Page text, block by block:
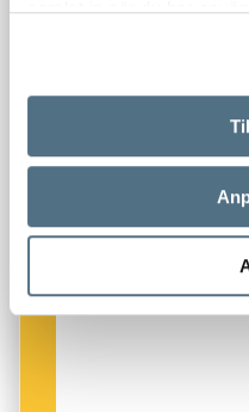
samlat in när du har